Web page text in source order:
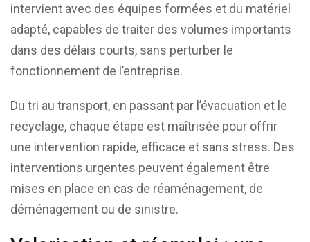
intervient avec des équipes formées et du matériel
adapté, capables de traiter des volumes importants
dans des délais courts, sans perturber le
fonctionnement de l’entreprise.
Du tri au transport, en passant par l’évacuation et le
recyclage, chaque étape est maîtrisée pour offrir
une intervention rapide, efficace et sans stress. Des
interventions urgentes peuvent également être
mises en place en cas de réaménagement, de
déménagement ou de sinistre.